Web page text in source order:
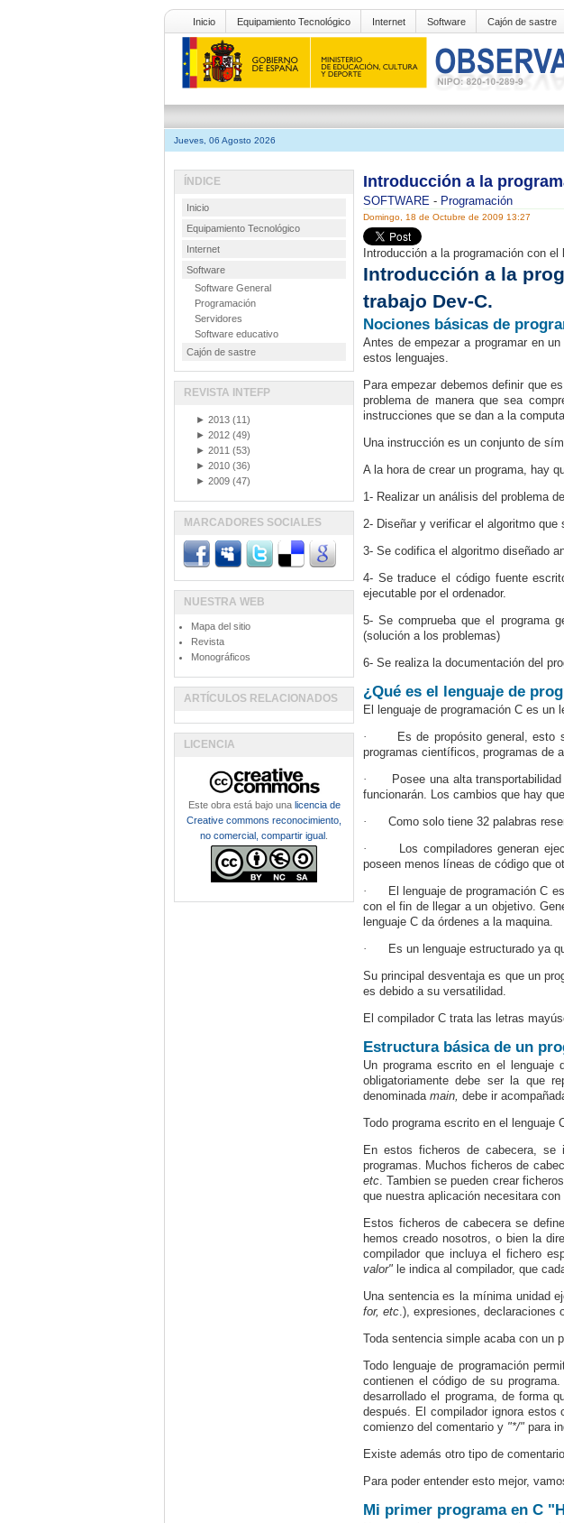
Inicio Equipamiento Tecnológico Internet Software Cajón de sastre
Jueves, 06 Agosto 2026
Introducción a la
SOFTWARE - Programación
Domingo, 18 de Octubre de 2009 13:27
Introducción a la programación con
Introducción a la
trabajo Dev-C.
Nociones básicas de
Antes de empezar a programar en
estos lenguajes.
Para empezar debemos definir que
problema de manera que sea
instrucciones que se dan a la
Una instrucción es un conjunto de
A la hora de crear un programa, hay
1- Realizar un análisis del problema
2- Diseñar y verificar el algoritmo
3- Se codifica el algoritmo diseñado
4- Se traduce el código fuente
ejecutable por el ordenador.
5- Se comprueba que el programa
(solución a los problemas)
6- Se realiza la documentación del
¿Qué es el lenguaje de
El lenguaje de programación C es un
·
Es de propósito general, esto
programas científicos, programas de
·
Posee una alta
funcionarán. Los cambios que hay
·
Como solo tiene 32 palabras
·
Los compiladores generan
poseen menos líneas de código que
·
El lenguaje de programación C
con el fin de llegar a un objetivo.
lenguaje C da órdenes a la maquina.
·
Es un lenguaje estructurado ya
Su principal desventaja es que un
es debido a su versatilidad.
El compilador C trata las letras
Estructura básica de un
Un programa escrito en el lenguaje
obligatoriamente debe ser la que
denominada main, debe ir
Todo programa escrito en el lenguaje
En estos ficheros de cabecera, se
programas. Muchos ficheros de
etc. Tambien se pueden crear
que nuestra aplicación necesitara
Estos ficheros de cabecera se
hemos creado nosotros, o bien la
compilador que incluya el fichero
valor" le indica al compilador, que
Una sentencia es la mínima unidad
for, etc.), expresiones, declaraciones
Toda sentencia simple acaba con un
Todo lenguaje de programación
contienen el código de su
desarrollado el programa, de forma
después. El compilador ignora estos
comienzo del comentario y "*/" para
Existe además otro tipo de
Para poder entender esto mejor,
Mi primer programa en C
ÍNDICE
Inicio
Equipamiento Tecnológico
Internet
Software
Software General
Programación
Servidores
Software educativo
Cajón de sastre
REVISTA INTEFP
► 2013 (11)
► 2012 (49)
► 2011 (53)
► 2010 (36)
► 2009 (47)
MARCADORES SOCIALES
NUESTRA WEB
Mapa del sitio
Revista
Monográficos
ARTÍCULOS RELACIONADOS
LICENCIA
Este obra está bajo una licencia de
Creative commons reconocimiento,
no comercial, compartir igual